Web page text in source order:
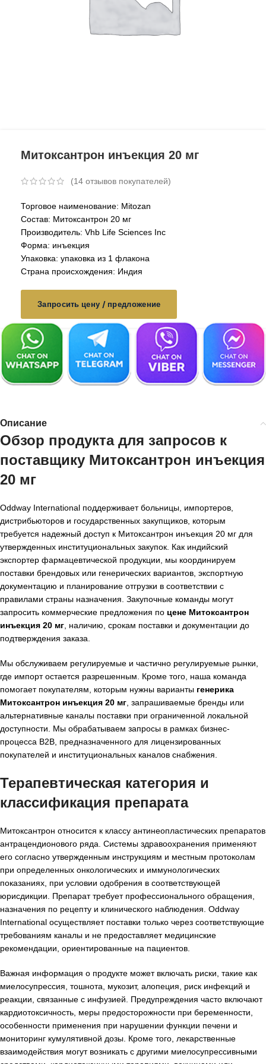
Митоксантрон инъекция 20 мг
(14 отзывов покупателей)
Торговое наименование: Mitozan
Состав: Митоксантрон 20 мг
Производитель: Vhb Life Sciences Inc
Форма: инъекция
Упаковка: упаковка из 1 флакона
Страна происхождения: Индия
Запросить цену / предложение
Описание
Обзор продукта для запросов к
поставщику Митоксантрон инъекция
20 мг
Oddway International поддерживает больницы, импортеров,
дистрибьюторов и государственных закупщиков, которым
требуется надежный доступ к Митоксантрон инъекция 20 мг для
утвержденных институциональных закупок. Как индийский
экспортер фармацевтической продукции, мы координируем
поставки брендовых или генерических вариантов, экспортную
документацию и планирование отгрузки в соответствии с
правилами страны назначения. Закупочные команды могут
запросить коммерческие предложения по цене Митоксантрон
инъекция 20 мг, наличию, срокам поставки и документации до
подтверждения заказа.
Мы обслуживаем регулируемые и частично регулируемые рынки,
где импорт остается разрешенным. Кроме того, наша команда
помогает покупателям, которым нужны варианты генерика
Митоксантрон инъекция 20 мг, запрашиваемые бренды или
альтернативные каналы поставки при ограниченной локальной
доступности. Мы обрабатываем запросы в рамках бизнес-
процесса B2B, предназначенного для лицензированных
покупателей и институциональных каналов снабжения.
Терапевтическая категория и
классификация препарата
Митоксантрон относится к классу антинеопластических препаратов
антрацендионового ряда. Системы здравоохранения применяют
его согласно утвержденным инструкциям и местным протоколам
при определенных онкологических и иммунологических
показаниях, при условии одобрения в соответствующей
юрисдикции. Препарат требует профессионального обращения,
назначения по рецепту и клинического наблюдения. Oddway
International осуществляет поставки только через соответствующие
требованиям каналы и не предоставляет медицинские
рекомендации, ориентированные на пациентов.
Важная информация о продукте может включать риски, такие как
миелосупрессия, тошнота, мукозит, алопеция, риск инфекций и
реакции, связанные с инфузией. Предупреждения часто включают
кардиотоксичность, меры предосторожности при беременности,
особенности применения при нарушении функции печени и
мониторинг кумулятивной дозы. Кроме того, лекарственные
взаимодействия могут возникать с другими миелосупрессивными